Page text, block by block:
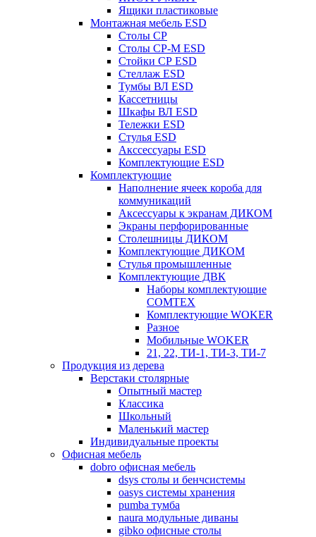
Ящики пластиковые
Монтажная мебель ESD
Столы СР
Столы СР-М ESD
Стойки СР ESD
Стеллаж ESD
Тумбы ВЛ ESD
Кассетницы
Шкафы ВЛ ESD
Тележки ESD
Стулья ESD
Акссессуары ESD
Комплектующие ESD
Комплектующие
Наполнение ячеек короба для
коммуникаций
Аксессуары к экранам ДИКОМ
Экраны перфорированные
Cтолешницы ДИКОМ
Комплектующие ДИКОМ
Стулья промышленные
Комплектующие ДВК
Наборы комплектующие
COMTEX
Комплектующие WOKER
Разное
Мобильные WOKER
21, 22, ТИ-1, ТИ-3, ТИ-7
Продукция из дерева
Верстаки столярные
Опытный мастер
Классика
Школьный
Маленький мастер
Индивидуальные проекты
Офисная мебель
dobro офисная мебель
dsys столы и бенчсистемы
oasys системы хранения
pumba тумба
naura модульные диваны
gibko офисные столы